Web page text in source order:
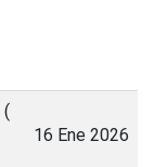
(
16 Ene 2026